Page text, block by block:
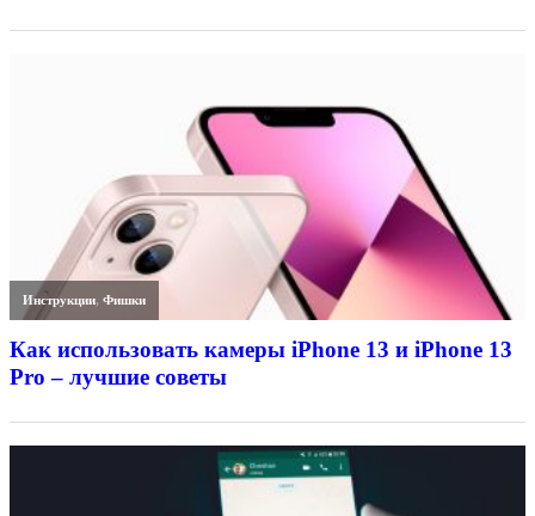
Инструкции,Фишки
Как использовать камеры iPhone 13 и iPhone 13
Pro – лучшие советы